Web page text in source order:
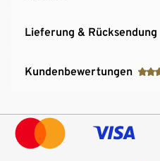
Lieferung & Rücksendung
Kundenbewertungen